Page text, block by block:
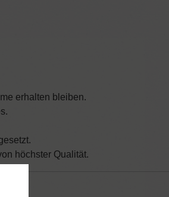
erhalten bleiben.
höchster Qualität.